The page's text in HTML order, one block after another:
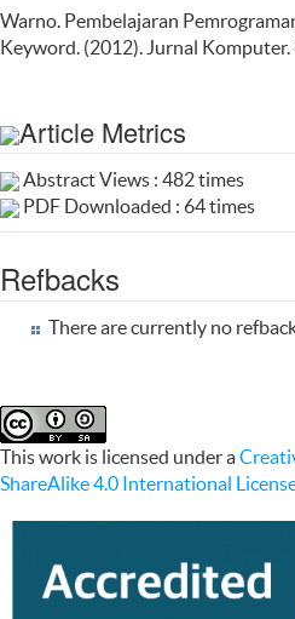
Warno. Pembelajaran
Keyword. (2012). Jurnal Komputer.
Article Metrics
Abstract Views : 482 times
PDF Downloaded : 64 times
Refbacks
There are currently no
This work is licensed under a
ShareAlike 4.0 International